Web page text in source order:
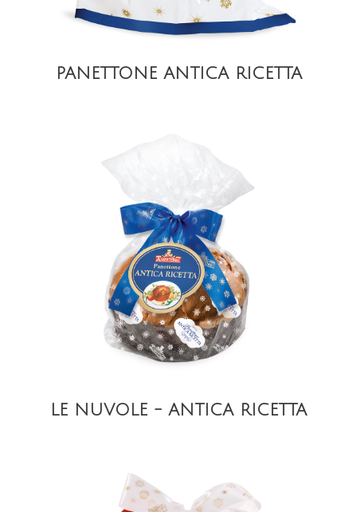
PANETTONE ANTICA RICETTA
DETAIL
LE NUVOLE - ANTICA RICETTA